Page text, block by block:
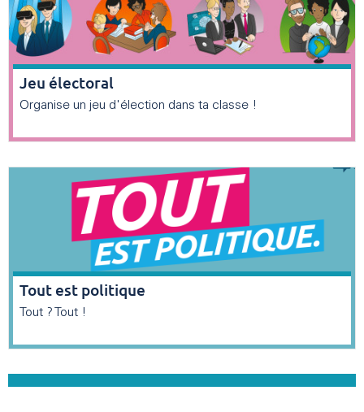
Jeu électoral
Organise un jeu d'élection dans ta classe !
Tout est politique
Tout ? Tout !